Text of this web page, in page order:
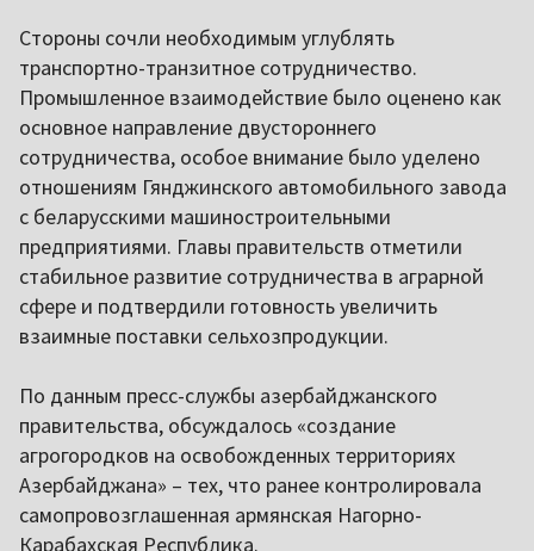
Стороны сочли необходимым углублять
транспортно-транзитное сотрудничество.
Промышленное взаимодействие было оценено как
основное направление двустороннего
сотрудничества, особое внимание было уделено
отношениям Гянджинского автомобильного завода
с беларусскими машиностроительными
предприятиями. Главы правительств отметили
стабильное развитие сотрудничества в аграрной
сфере и подтвердили готовность увеличить
взаимные поставки сельхозпродукции.
По данным пресс-службы азербайджанского
правительства, обсуждалось «создание
агрогородков на освобожденных территориях
Азербайджана» – тех, что ранее контролировала
самопровозглашенная армянская Нагорно-
Карабахская Республика.